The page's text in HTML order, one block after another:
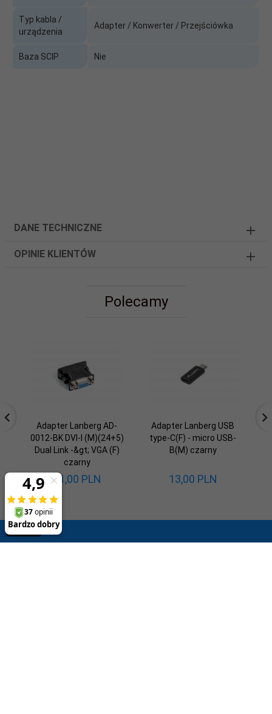
Typ kabla /
urządzenia
Adapter / Konwerter / Przejściówka
Baza SCIP Nie
DANE TECHNICZNE
OPINIE KLIENTÓW
Polecamy
Adapter Lanberg AD-
0012-BK DVI-I (M)(24+5)
Dual Link -&gt; VGA (F)
czarny
11,00 PLN
Adapter Lanberg USB
type-C(F) - micro USB-
B(M) czarny
13,00 PLN